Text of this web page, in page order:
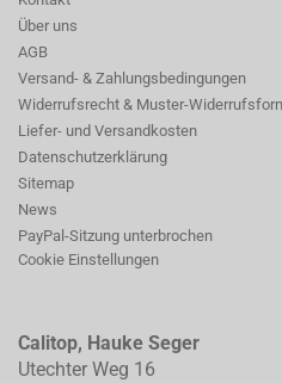
Über uns
AGB
Versand- & Zahlungsbedingungen
Widerrufsrecht & Muster-
Liefer- und Versandkosten
Datenschutzerklärung
Sitemap
News
PayPal-Sitzung unterbrochen
Cookie Einstellungen
Calitop, Hauke Seger
Utechter Weg 16